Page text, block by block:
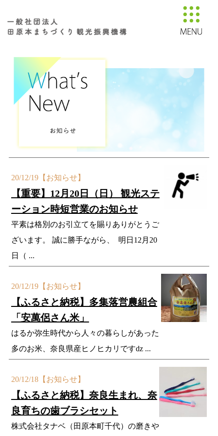
20/12/19【お知らせ】
【重要】12月20日（日） 観光ステ
ーション時短営業のお知らせ
平素は格別のお引立てを賜りありがとうご
ざいます。 誠に勝手ながら、 明日12月20
日（ ...
20/12/19【お知らせ】
【ふるさと納税】多集落営農組合
「安萬侶さん米」
はるか弥生時代から人々の暮らしがあった
多のお米、奈良県産ヒノヒカリですǳ ...
20/12/18【お知らせ】
【ふるさと納税】奈良生まれ、奈
良育ちの歯ブラシセット
株式会社タナベ（田原本町千代）の磨きや